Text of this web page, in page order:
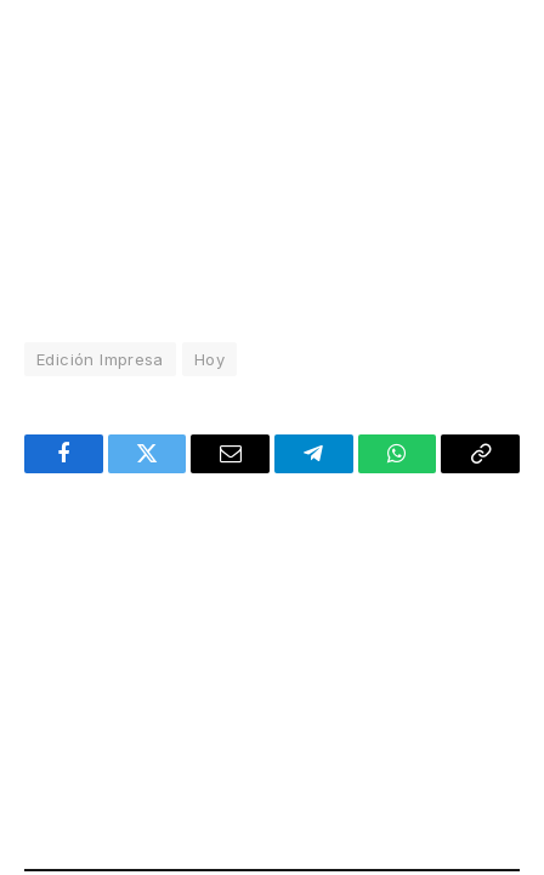
Edición Impresa Hoy
FacebookTwitter Email TelegramWhatsAppCopy